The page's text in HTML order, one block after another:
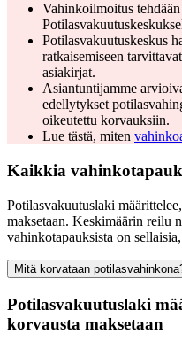
Vahinkoilmoitus
Potilasvakuutuskeskus
ratkaisemiseen
asiakirjat.
Asiantuntijamme
edellytykset
oikeutettu korvauksiin.
Lue tästä, miten
Kaikkia
Potilasvakuutuslaki
maksetaan. Keskimäärin reilu
vahinkotapauksista on
Mitä korvataan
Potilasvakuutuslaki
korvausta maksetaan